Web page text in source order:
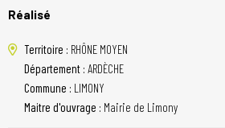
Réalisé
Territoire : RHÔNE MOYEN
Département : ARDÈCHE
Commune : LIMONY
Maitre d'ouvrage : Mairie de Limony